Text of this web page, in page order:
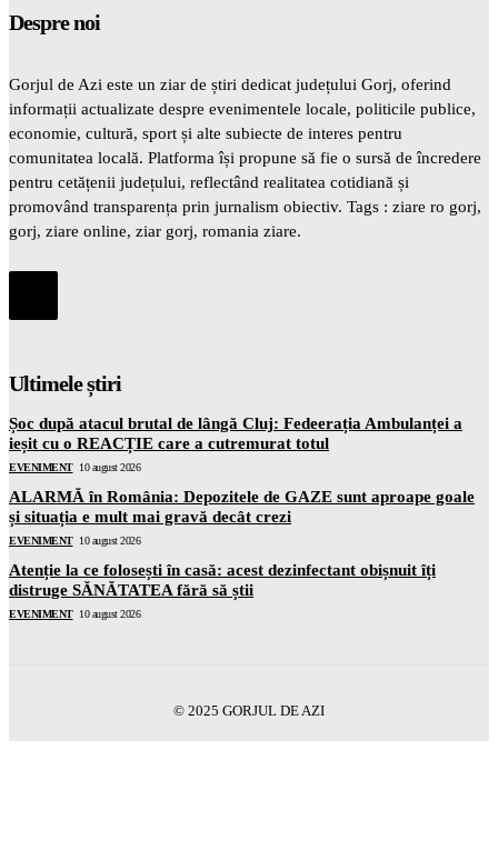
Despre noi
Gorjul de Azi este un ziar de știri dedicat județului Gorj, oferind
informații actualizate despre evenimentele locale, politicile publice,
economie, cultură, sport și alte subiecte de interes pentru
comunitatea locală. Platforma își propune să fie o sursă de încredere
pentru cetățenii județului, reflectând realitatea cotidiană și
promovând transparența prin jurnalism obiectiv. Tags : ziare ro gorj,
gorj, ziare online, ziar gorj, romania ziare.
Ultimele știri
Șoc după atacul brutal de lângă Cluj: Fedeerația Ambulanței a
ieșit cu o REACȚIE care a cutremurat totul
EVENIMENT 10 august 2026
ALARMĂ în România: Depozitele de GAZE sunt aproape goale
și situația e mult mai gravă decât crezi
EVENIMENT 10 august 2026
Atenție la ce folosești în casă: acest dezinfectant obișnuit îți
distruge SĂNĂTATEA fără să știi
EVENIMENT 10 august 2026
© 2025 GORJUL DE AZI